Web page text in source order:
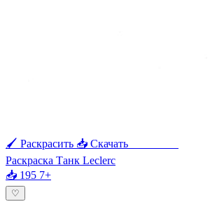
🖌 Раскрасить 📥 Скачать
Раскраска Танк Leclerc
📥 195 7+
♡